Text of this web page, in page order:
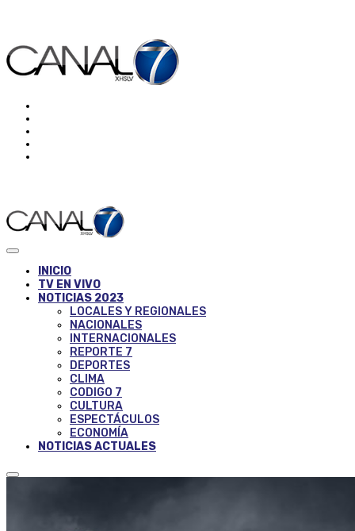
INICIO
TV EN VIVO
NOTICIAS 2023
LOCALES Y REGIONALES
NACIONALES
INTERNACIONALES
REPORTE 7
DEPORTES
CLIMA
CODIGO 7
CULTURA
ESPECTÁCULOS
ECONOMÍA
NOTICIAS ACTUALES